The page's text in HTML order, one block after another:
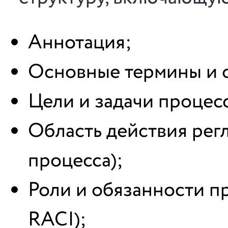
Аннотация;
Основные термины и
Цели и задачи
Область действия
процесса);
Роли и обязанности
RACI);